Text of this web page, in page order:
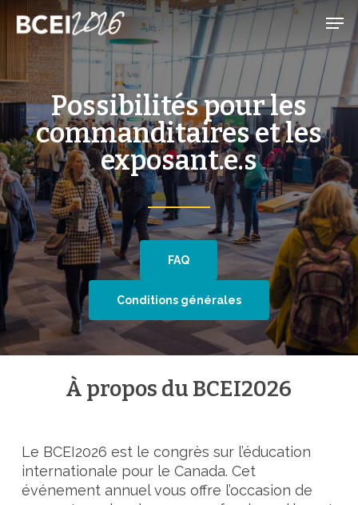
main
content
Possibilités pour les
commanditaires et les
exposant.e.s
FAQ
Conditions générales
À propos du BCEI2026
Le BCEI2026 est le congrès sur l’éducation
internationale pour le Canada. Cet
événement annuel vous offre l’occasion de